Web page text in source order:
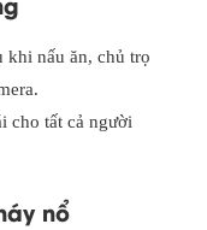
khi nấu ăn, chủ trọ
cho tất cả người
nổ